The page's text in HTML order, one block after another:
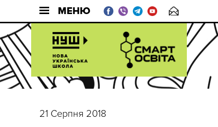
МЕНЮ
21 Серпня 2018